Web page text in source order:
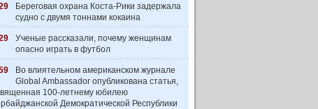
Береговая охрана Коста-Рики задержала
судно с двумя тоннами кокаина
Ученые рассказали, почему женщинам
опасно играть в футбол
Во влиятельном американском журнале
Global Ambassador опубликована статья,
100-летнему юбилею
Демократической Республики